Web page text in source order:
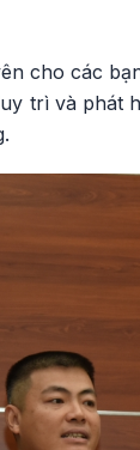
cho các
trì và phát